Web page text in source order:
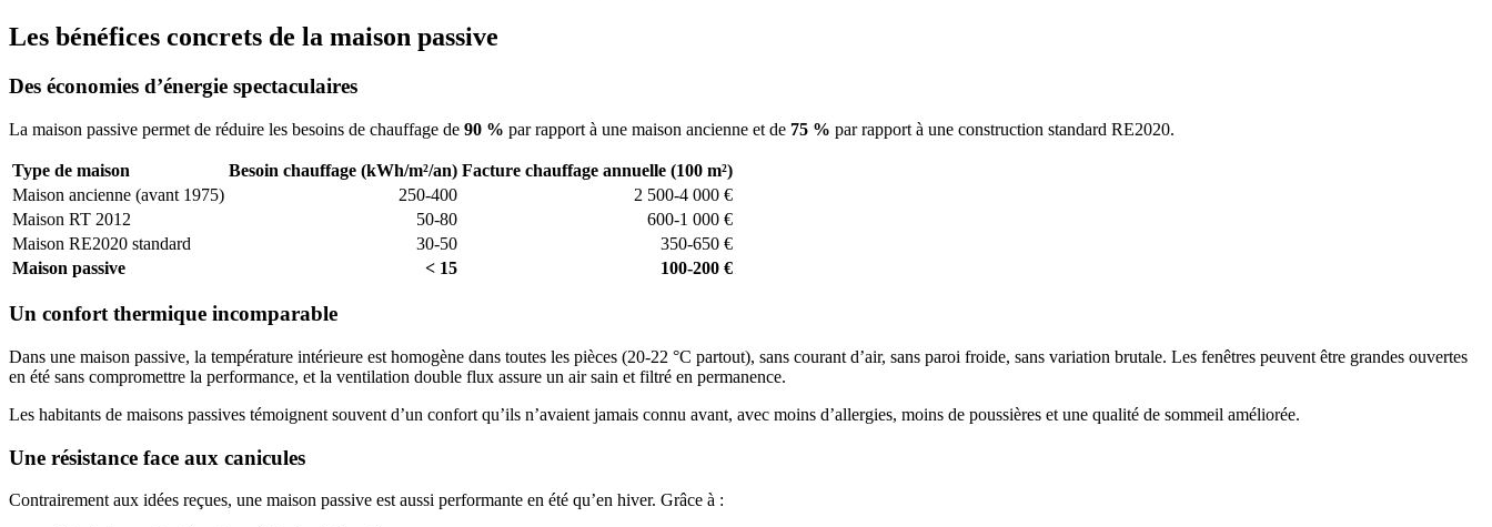
Les bénéfices concrets de la maison passive
Des économies d’énergie spectaculaires
La maison passive permet de réduire les besoins de chauffage de 90 % par rapport à une maison ancienne et de 75 % par rapport à une construction standard RE2020.
Type de maison Besoin chauffage (kWh/m²/an) Facture chauffage annuelle (100 m²)
Maison ancienne (avant 1975)
250-400
2 500-4 000 €
Maison RT 2012
50-80
600-1 000 €
Maison RE2020 standard
30-50
350-650 €
Maison passive
< 15 100-200 €
Un confort thermique incomparable
Dans une maison passive, la température intérieure est homogène dans toutes les pièces (20-22 °C partout), sans courant d’air, sans paroi froide, sans variation brutale. Les fenêtres peuvent être grandes ouvertes
en été sans compromettre la performance, et la ventilation double flux assure un air sain et filtré en permanence.
Les habitants de maisons passives témoignent souvent d’un confort qu’ils n’avaient jamais connu avant, avec moins d’allergies, moins de poussières et une qualité de sommeil améliorée.
Une résistance face aux canicules
Contrairement aux idées reçues, une maison passive est aussi performante en été qu’en hiver. Grâce à :